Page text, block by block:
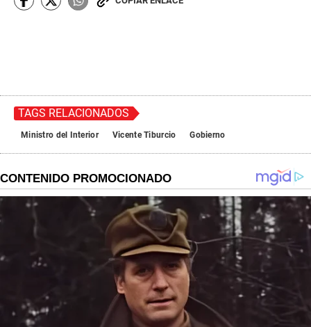
TAGS RELACIONADOS
Ministro del Interior Vicente Tiburcio Gobierno